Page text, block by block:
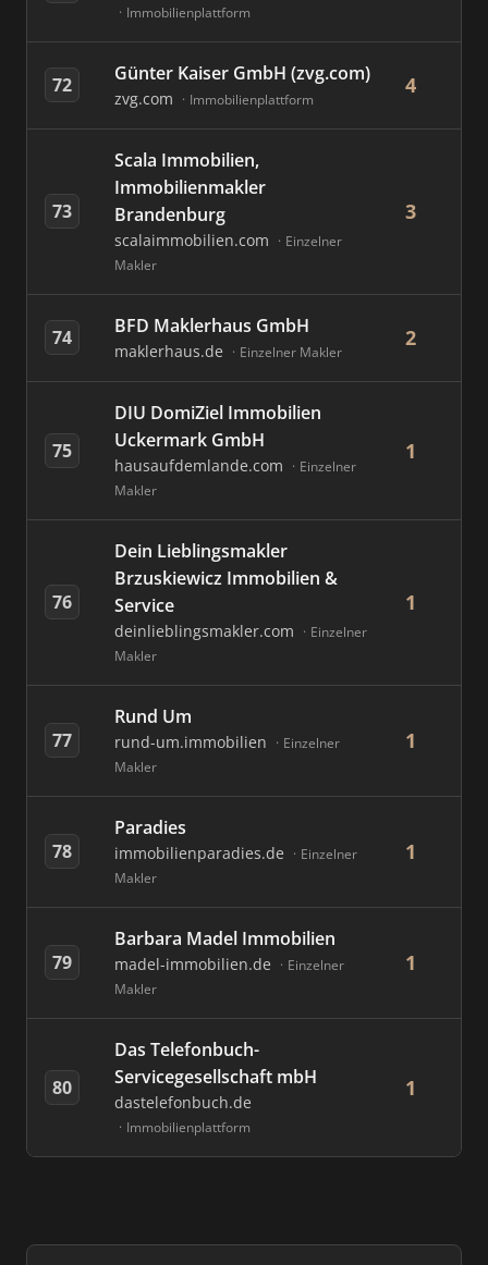
Immobilienplattform
72 Günter Kaiser GmbH (zvg.com)
zvg.com Immobilienplattform
4
73
Scala Immobilien,
Immobilienmakler
Brandenburg
scalaimmobilien.com
Einzelner
Makler
3
74 BFD Maklerhaus GmbH
maklerhaus.de Einzelner Makler
2
75
DIU DomiZiel Immobilien
Uckermark GmbH
hausaufdemlande.com
Einzelner
Makler
1
76
Dein Lieblingsmakler
Brzuskiewicz Immobilien &
Service
deinlieblingsmakler.com
Einzelner
Makler
1
77
Rund Um
rund-um.immobilien
Einzelner
Makler
1
78
Paradies
immobilienparadies.de
Einzelner
Makler
1
79
Barbara Madel Immobilien
madel-immobilien.de
Einzelner
Makler
1
80
Das Telefonbuch-
Servicegesellschaft mbH
dastelefonbuch.de
Immobilienplattform
1